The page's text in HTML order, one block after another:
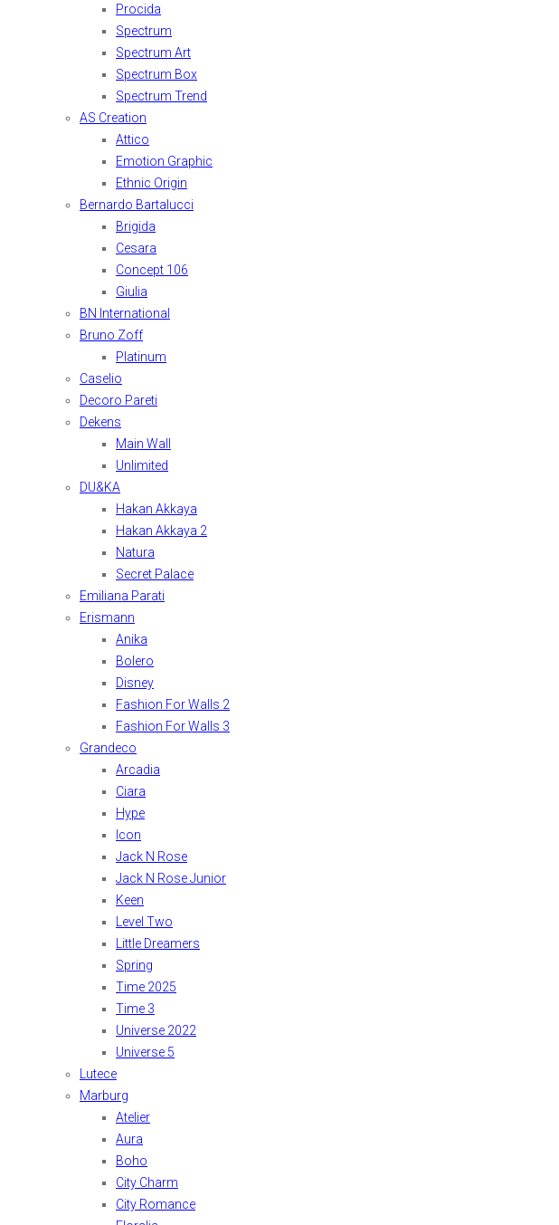
Procida
Spectrum
Spectrum Art
Spectrum Box
Spectrum Trend
AS Creation
Attico
Emotion Graphic
Ethnic Origin
Bernardo Bartalucci
Brigida
Cesara
Concept 106
Giulia
BN International
Bruno Zoff
Platinum
Caselio
Decoro Pareti
Dekens
Main Wall
Unlimited
DU&KA
Hakan Akkaya
Hakan Akkaya 2
Natura
Secret Palace
Emiliana Parati
Erismann
Anika
Bolero
Disney
Fashion For Walls 2
Fashion For Walls 3
Grandeco
Arcadia
Ciara
Hype
Icon
Jack N Rose
Jack N Rose Junior
Keen
Level Two
Little Dreamers
Spring
Time 2025
Time 3
Universe 2022
Universe 5
Lutece
Marburg
Atelier
Aura
Boho
City Charm
City Romance